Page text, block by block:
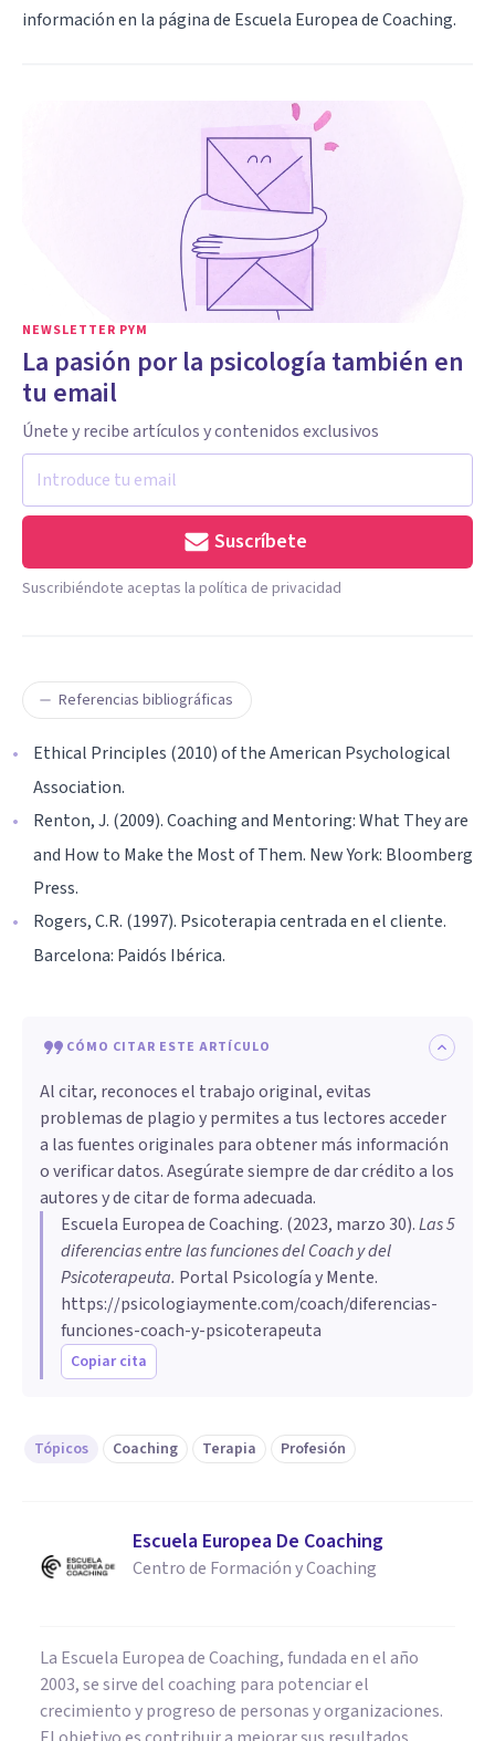
información en la página de Escuela Europea de Coaching.
NEWSLETTER PYM
La pasión por la psicología también en
tu email
Únete y recibe artículos y contenidos exclusivos
Suscríbete
Suscribiéndote aceptas la política de privacidad
Referencias bibliográficas
Ethical Principles (2010) of the American Psychological
Association.
Renton, J. (2009). Coaching and Mentoring: What They are
and How to Make the Most of Them. New York: Bloomberg
Press.
Rogers, C.R. (1997). Psicoterapia centrada en el cliente.
Barcelona: Paidós Ibérica.
CÓMO CITAR ESTE ARTÍCULO
Al citar, reconoces el trabajo original, evitas
problemas de plagio y permites a tus lectores acceder
a las fuentes originales para obtener más información
o verificar datos. Asegúrate siempre de dar crédito a los
autores y de citar de forma adecuada.
Escuela Europea de Coaching. (2023, marzo 30).Las 5
diferencias entre las funciones del Coach y del
Psicoterapeuta. Portal Psicología y Mente.
https://psicologiaymente.com/coach/diferencias-
funciones-coach-y-psicoterapeuta
Copiar cita
Tópicos Coaching Terapia Profesión
Escuela Europea De Coaching
Centro de Formación y Coaching
La Escuela Europea de Coaching, fundada en el año
2003, se sirve del coaching para potenciar el
crecimiento y progreso de personas y organizaciones.